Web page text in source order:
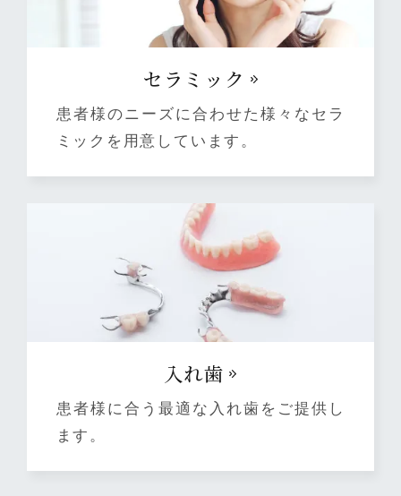
セラミック
患者様のニーズに合わせた様々なセラ
ミックを用意しています。
⼊れ⻭
患者様に合う最適な入れ歯をご提供し
ます。